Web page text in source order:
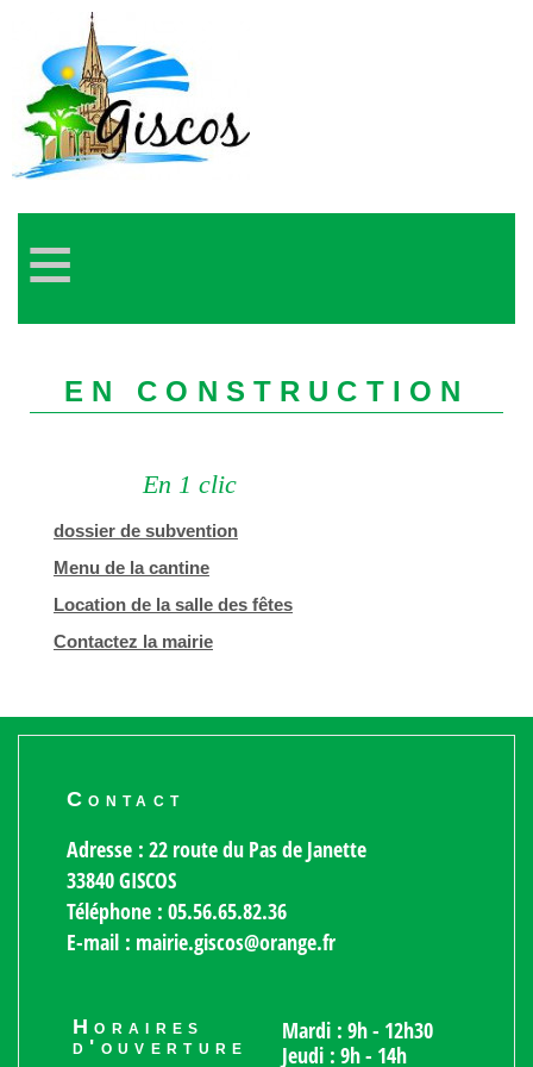
≡
EN CONSTRUCTION
En 1 clic
dossier de subvention
Menu de la cantine
Location de la salle des fêtes
Contactez la mairie
Contact
Adresse : 22 route du Pas de Janette
33840 GISCOS
Téléphone : 05.56.65.82.36
E-mail : mairie.giscos@orange.fr
Horaires
d'ouverture
Mardi : 9h - 12h30
Jeudi : 9h - 14h